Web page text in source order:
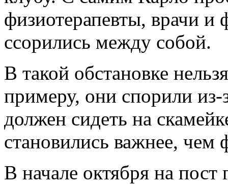
физиотерапевты, врачи и
ссорились между собой.
В такой обстановке
примеру, они спорили из-
должен сидеть на
становились важнее, чем
В начале октября на